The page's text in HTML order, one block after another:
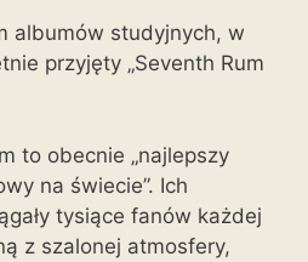
albumów studyjnych, w
przyjęty „Seventh Rum
to obecnie „najlepszy
na świecie”. Ich
tysiące fanów każdej
z szalonej atmosfery,